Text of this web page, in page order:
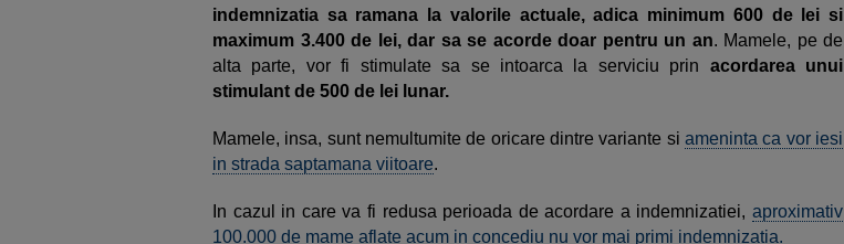
indemnizatia sa ramana la valorile actuale, adica minimum 600 de lei si
maximum 3.400 de lei, dar sa se acorde doar pentru un an. Mamele, pe de
alta parte, vor fi stimulate sa se intoarca la serviciu prin acordarea unui
stimulant de 500 de lei lunar.
Mamele, insa, sunt nemultumite de oricare dintre variante si ameninta ca vor iesi
in strada saptamana viitoare.
In cazul in care va fi redusa perioada de acordare a indemnizatiei, aproximativ
100.000 de mame aflate acum in concediu nu vor mai primi indemnizatia.